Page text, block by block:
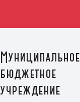
Муниципальное
бюджетное
учреждение